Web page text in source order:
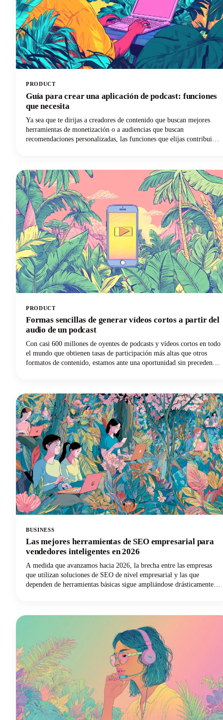
PRODUCT
Guía para crear una aplicación de podcast: funciones
que necesita
Ya sea que te dirijas a creadores de contenido que buscan mejores
herramientas de monetización o a audiencias que buscan
recomendaciones personalizadas, las funciones que elijas contribuirán
funcionalidades imprescindibles hasta funciones avanzadas que te
diferenciarán, ¡tenemos todo lo que necesitas!
PRODUCT
Formas sencillas de generar vídeos cortos a partir del
audio de un podcast
Con casi 600 millones de oyentes de podcasts y vídeos cortos en todo
el mundo que obtienen tasas de participación más altas que otros
formatos de contenido, estamos ante una oportunidad sin precedentes
BUSINESS
Las mejores herramientas de SEO empresarial para
vendedores inteligentes en 2026
A medida que avanzamos hacia 2026, la brecha entre las empresas
que utilizan soluciones de SEO de nivel empresarial y las que
dependen de herramientas básicas sigue ampliándose drásticamente.